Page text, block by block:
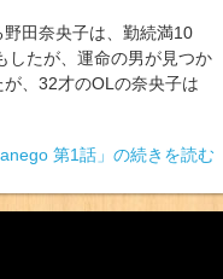
田奈央子は、勤続満10
したが、運命の男が見つか
、32才のOLの奈央子は
anego 第1話」の続きを読む